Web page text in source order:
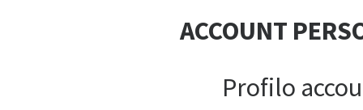
ACCOUNT
Profilo